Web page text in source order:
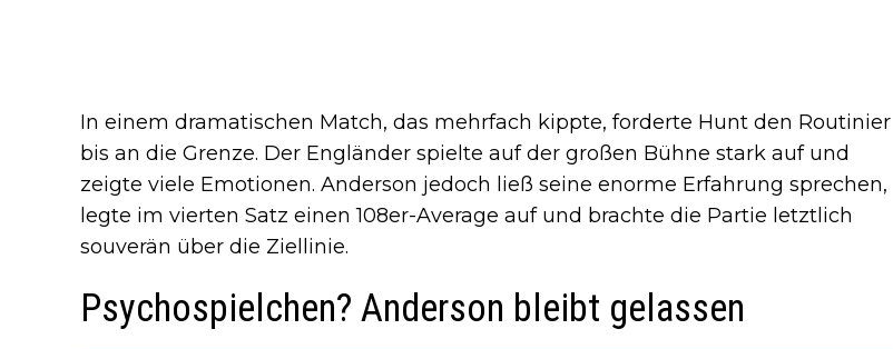
In einem dramatischen Match, das mehrfach kippte, forderte Hunt den Routinier
bis an die Grenze. Der Engländer spielte auf der großen Bühne stark auf und
zeigte viele Emotionen. Anderson jedoch ließ seine enorme Erfahrung sprechen,
legte im vierten Satz einen 108er-Average auf und brachte die Partie letztlich
souverän über die Ziellinie.
Psychospielchen? Anderson bleibt gelassen